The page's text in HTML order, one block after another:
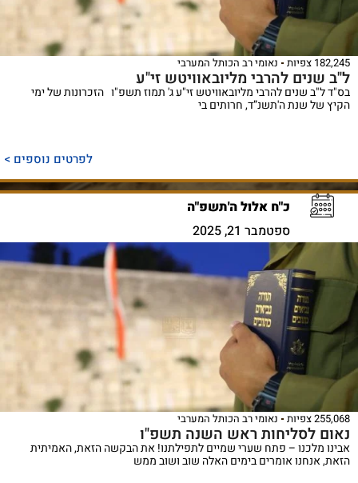
182,245 צפיות נאומי רב הכותל המערבי
ל"ב שנים להרבי מליובאוויטש זי"ע
בס"ד ל"ב שנים להרבי מליובאוויטש זי"ע ג' תמוז תשפ"ו הזכרונות של ימי
הקיץ של שנת ה'תשנ”ד, חרותים בי
לפרטים נוספים >
כ"ח אלול ה'תשפ"ה
ספטמבר 21, 2025
255,068 צפיות נאומי רב הכותל המערבי
נאום לסליחות ראש השנה תשפ"ו
אבינו מלכנו – פתח שערי שמיים לתפילתנו! את הבקשה הזאת, האמיתית
הזאת, אנחנו אומרים בימים האלה שוב ושוב ממש